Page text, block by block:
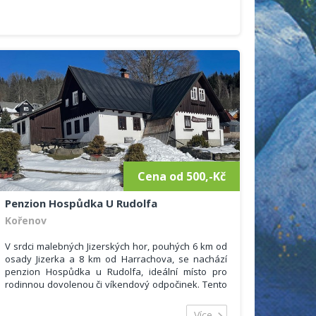
Cena od 500,-Kč
Penzion Hospůdka U Rudolfa
Kořenov
V srdci malebných Jizerských hor, pouhých 6 km od
osady Jizerka a 8 km od Harrachova, se nachází
penzion Hospůdka u Rudolfa, ideální místo pro
rodinnou dovolenou či víkendový odpočinek. Tento